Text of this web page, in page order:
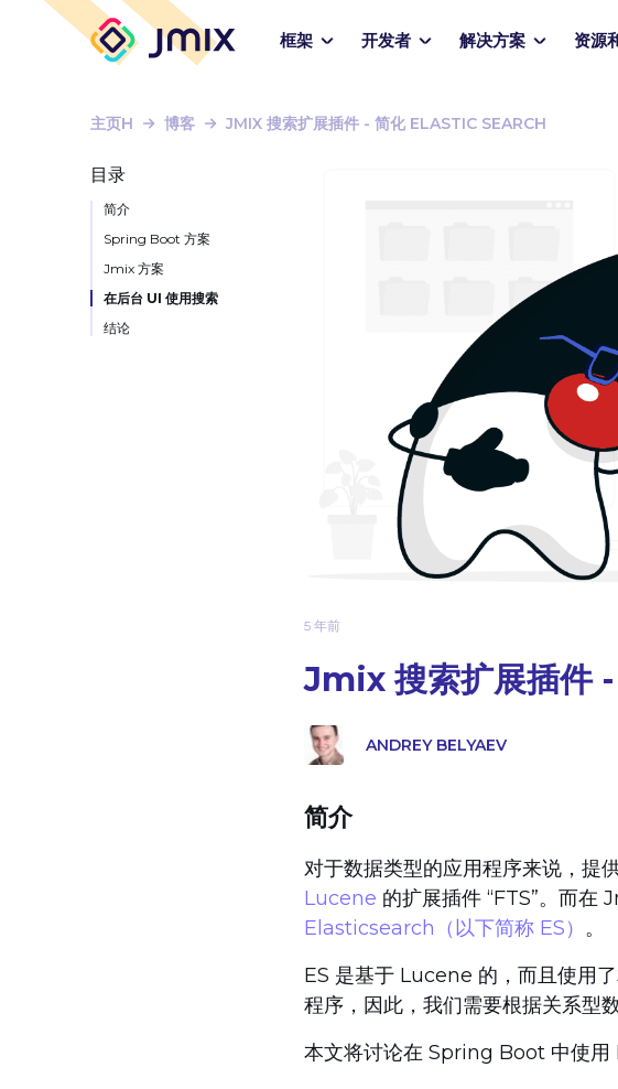
框架 开发者 解决方案 资源
主页H 博客 JMIX 搜索扩展插件 - 简化 ELASTIC SEARCH
目录
简介
Spring Boot 方案
Jmix 方案
在后台 UI 使用搜索
结论
5 年前
Jmix 搜索扩展插件
ANDREY BELYAEV
简介
对于数据类型的应用程序来说，提
Lucene 的扩展插件 “FTS”。而在
Elasticsearch（以下简称 ES） 。
ES 是基于 Lucene 的，而且使用
程序，因此，我们需要根据关系型
本文将讨论在 Spring Boot 中使用